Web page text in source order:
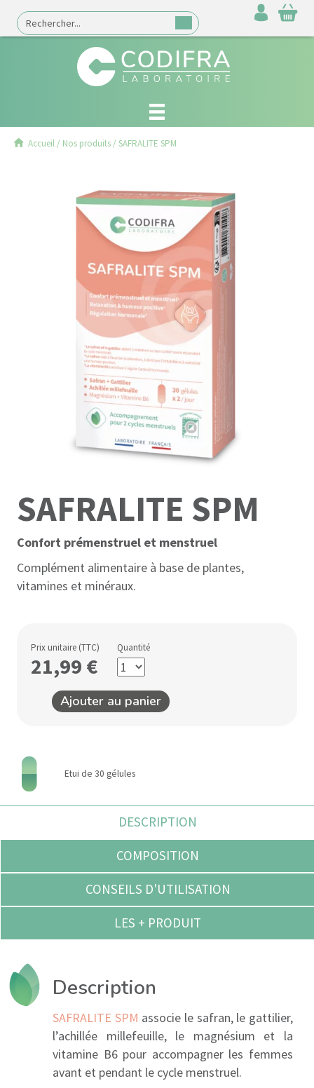
Accueil / Nos produits / SAFRALITE SPM
SAFRALITE SPM
Confort prémenstruel et menstruel
Complément alimentaire à base de plantes,
vitamines et minéraux.
Prix unitaire (TTC)
21,99 €
Quantité
Ajouter au panier
Etui de 30 gélules
DESCRIPTION
COMPOSITION
CONSEILS D'UTILISATION
LES + PRODUIT
Description
SAFRALITE SPM associe le safran, le gattilier,
l’achillée millefeuille, le magnésium et la
vitamine B6 pour accompagner les femmes
avant et pendant le cycle menstruel.